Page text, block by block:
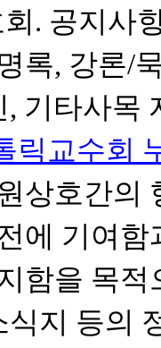
회. 공지사
록, 강론/
, 기타사목
릭교수회
상호간의
에 기여
함을 목
식지 등의